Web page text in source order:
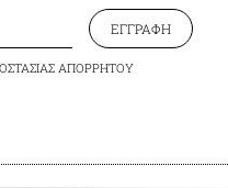
ΕΓΓΡΑΦΗ
ΑΠΟΡΡΗΤΟΥ